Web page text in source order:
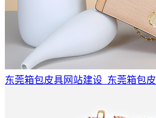
东莞箱包皮具网站建设_东莞箱包